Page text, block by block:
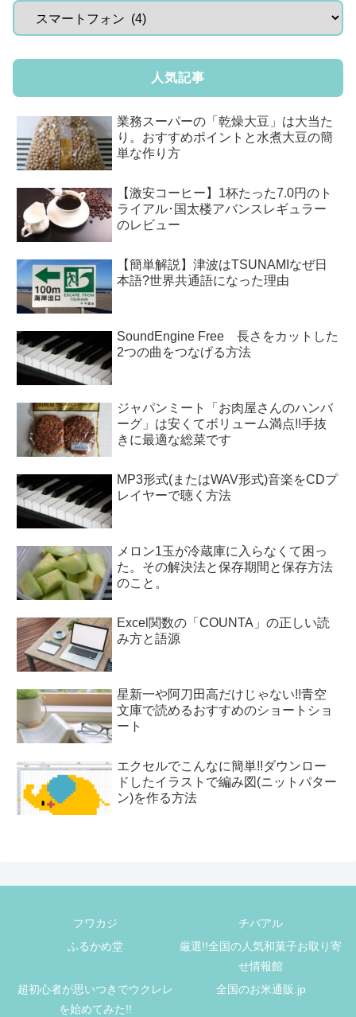
人気記事
業務スーパーの「乾燥大豆」は大当た
り。おすすめポイントと水煮大豆の簡
単な作り方
【激安コーヒー】1杯たった7.0円のト
ライアル･国太楼アバンスレギュラー
のレビュー
【簡単解説】津波はTSUNAMIなぜ日
本語?世界共通語になった理由
SoundEngine Free 長さをカットした
2つの曲をつなげる方法
ジャパンミート「お肉屋さんのハンバ
ーグ」は安くてボリューム満点!!手抜
きに最適な総菜です
MP3形式(またはWAV形式)音楽をCDプ
レイヤーで聴く方法
メロン1玉が冷蔵庫に入らなくて困っ
た。その解決法と保存期間と保存方法
のこと。
Excel関数の「COUNTA」の正しい読
み方と語源
星新一や阿刀田高だけじゃない!!青空
文庫で読めるおすすめのショートショ
ート
エクセルでこんなに簡単!!ダウンロー
ドしたイラストで編み図(ニットパター
ン)を作る方法
フワカジ
チバアル
ふるかめ堂
厳選!!全国の人気和菓子お取り寄
せ情報館
超初心者が思いつきでウクレレ
を始めてみた!!
全国のお米通販.jp